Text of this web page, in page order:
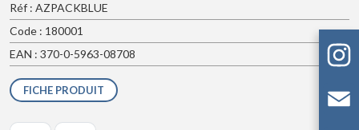
Réf : AZPACKBLUE
Code : 180001
EAN : 370-0-5963-08708
FICHE PRODUIT